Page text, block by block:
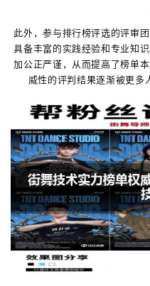
此外，参与排行榜评选的评审
具备丰富的实践经验和专业知
加公正严谨，从而提高了榜单
威性的评判结果逐渐被更多